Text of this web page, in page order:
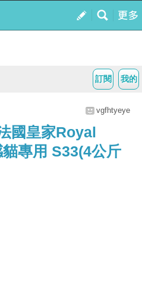
我的
訂閱
vgfhtyeye
國皇家Royal
專用 S33(4公斤